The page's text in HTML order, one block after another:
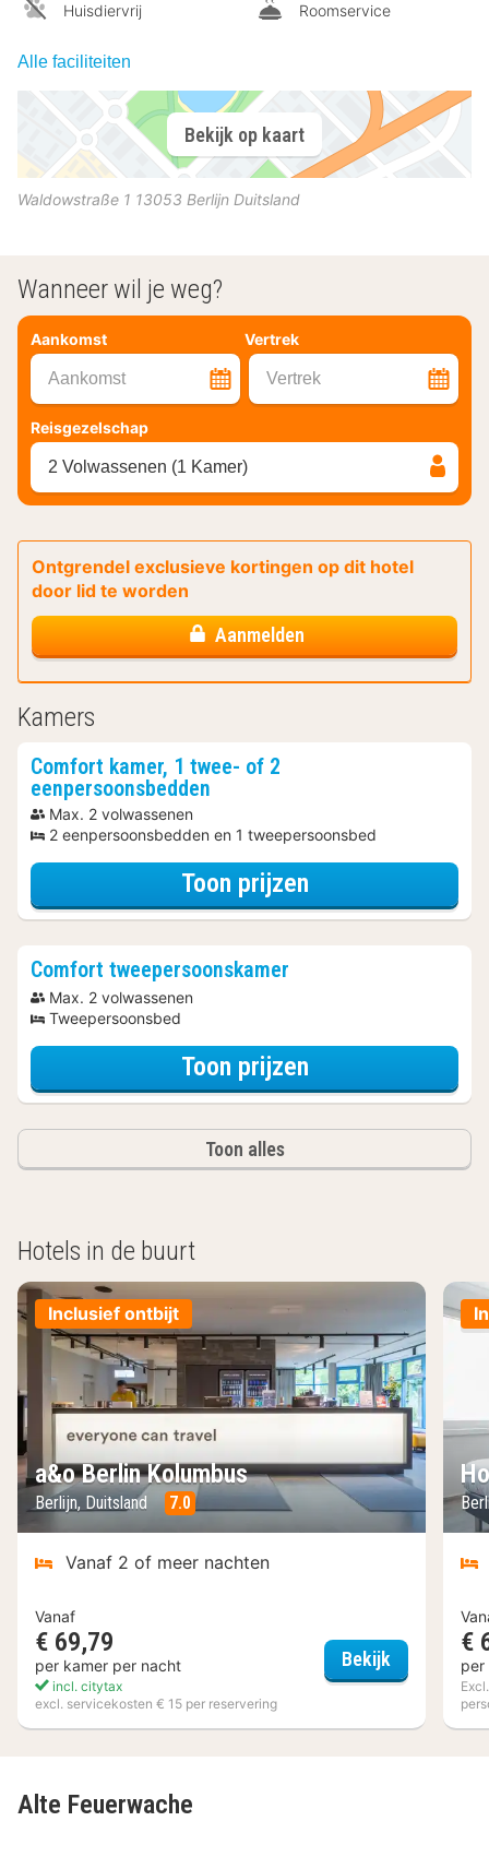
Huisdiervrij
Roomservice
Alle faciliteiten
Bekijk op kaart
Waldowstraße 1 13053 Berlijn Duitsland
Wanneer wil je weg?
Aankomst Vertrek
Aankomst Vertrek
Reisgezelschap
2 Volwassenen (1 Kamer)
Ontgrendel exclusieve kortingen op dit hotel
door lid te worden
Aanmelden
Kamers
Comfort kamer, 1 twee- of 2
eenpersoonsbedden
Max. 2 volwassenen
2 eenpersoonsbedden en 1 tweepersoonsbed
Toon prijzenvoor City Card
Comfort tweepersoonskamer
Max. 2 volwassenen
Tweepersoonsbed
Toon prijzenvoor City Card
Toon alles
Hotels in de buurt
Inclusief ontbijt
a&o Berlin Kolumbus
Berlijn, Duitsland 7.0
Vanaf 2 of meer nachten
Vanaf
€ 69,79
per kamer per nacht
incl. citytax
excl. servicekosten € 15 per reservering
Bekijk a&o Berlin
€
per
Alte Feuerwache